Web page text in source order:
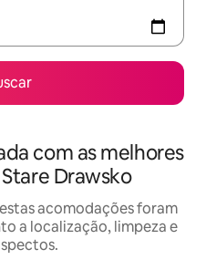
com as melhores
Drawsko
acomodações foram
a localização, limpeza e